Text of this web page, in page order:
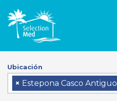
Ubicación
× Estepona Casco Antiguo